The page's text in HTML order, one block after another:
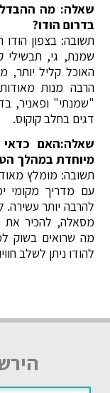
שאלה: מה ההבדל
בדרום הודו?
תשובה: בצפון
שמנת, גי, תבשילי
האוכל קליל יותר,
הרבה מנות
"שמנתי" ופאניר,
דגים בחלב קוקוס.
שאלה:האם כדאי
מיוחדת במהלך
תשובה: מומלץ
עם מדריך מקומי
להרבה יותר עשירה.
מסאלה, להכיר את
מה שרואים בשוק
להודו ניתן לשלב